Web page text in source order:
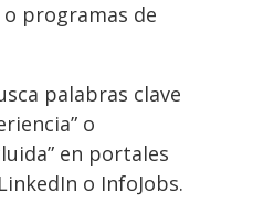
o programas de
palabras clave
o
en portales
o InfoJobs.